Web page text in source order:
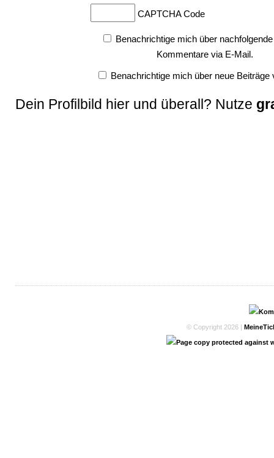
CAPTCHA Code
Benachrichtige mich über nachfolgende
Kommentare via E-Mail.
Benachrichtige mich über neue Beiträge
Dein Profilbild hier und überall? Nutze
© Copyright 2026 |